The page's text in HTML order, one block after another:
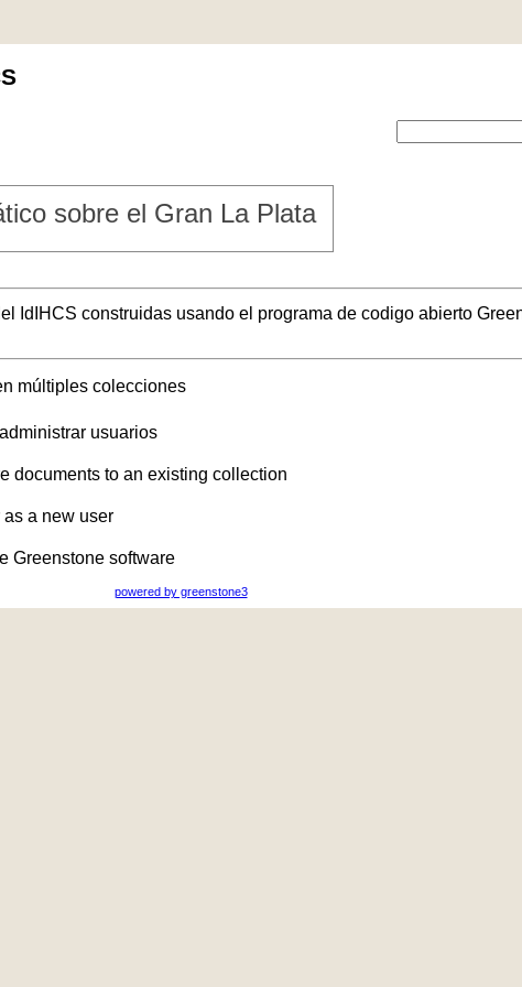
sobre el Gran La Plata
IdIHCS construidas usando el programa de codigo abierto
múltiples colecciones
usuarios
documents to an existing collection
as a new user
Greenstone software
powered by greenstone3